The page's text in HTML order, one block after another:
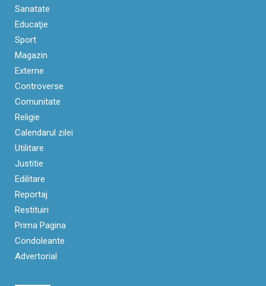
Sanatate
Educaţie
Sport
Magazin
Externe
Controverse
Comunitate
Religie
Calendarul zilei
Utilitare
Justitie
Edilitare
Reportaj
Restituiri
Prima Pagina
Condoleante
Advertorial